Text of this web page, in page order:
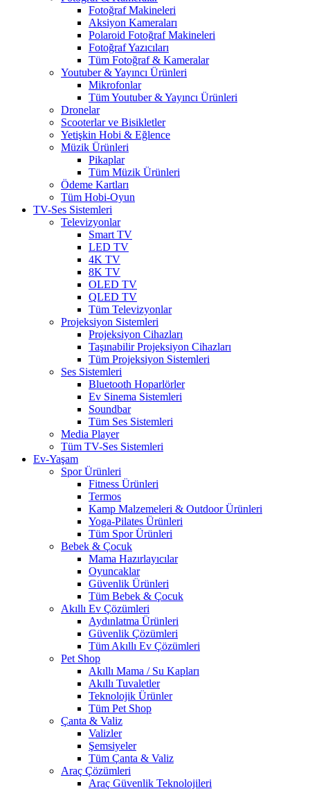
Fotoğraf Makineleri
Aksiyon Kameraları
Polaroid Fotoğraf Makineleri
Fotoğraf Yazıcıları
Tüm Fotoğraf & Kameralar
Youtuber & Yayıncı Ürünleri
Mikrofonlar
Tüm Youtuber & Yayıncı Ürünleri
Dronelar
Scooterlar ve Bisikletler
Yetişkin Hobi & Eğlence
Müzik Ürünleri
Pikaplar
Tüm Müzik Ürünleri
Ödeme Kartları
Tüm Hobi-Oyun
TV-Ses Sistemleri
Televizyonlar
Smart TV
LED TV
4K TV
8K TV
OLED TV
QLED TV
Tüm Televizyonlar
Projeksiyon Sistemleri
Projeksiyon Cihazları
Taşınabilir Projeksiyon Cihazları
Tüm Projeksiyon Sistemleri
Ses Sistemleri
Bluetooth Hoparlörler
Ev Sinema Sistemleri
Soundbar
Tüm Ses Sistemleri
Media Player
Tüm TV-Ses Sistemleri
Ev-Yaşam
Spor Ürünleri
Fitness Ürünleri
Termos
Kamp Malzemeleri & Outdoor Ürünleri
Yoga-Pilates Ürünleri
Tüm Spor Ürünleri
Bebek & Çocuk
Mama Hazırlayıcılar
Oyuncaklar
Güvenlik Ürünleri
Tüm Bebek & Çocuk
Akıllı Ev Çözümleri
Aydınlatma Ürünleri
Güvenlik Çözümleri
Tüm Akıllı Ev Çözümleri
Pet Shop
Akıllı Mama / Su Kapları
Akıllı Tuvaletler
Teknolojik Ürünler
Tüm Pet Shop
Çanta & Valiz
Valizler
Şemsiyeler
Tüm Çanta & Valiz
Araç Çözümleri
Araç Güvenlik Teknolojileri